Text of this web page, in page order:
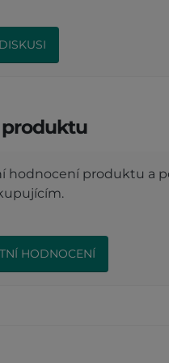
hodnocení produktu a
HODNOCENÍ